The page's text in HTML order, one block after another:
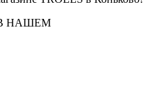
НАШЕМ